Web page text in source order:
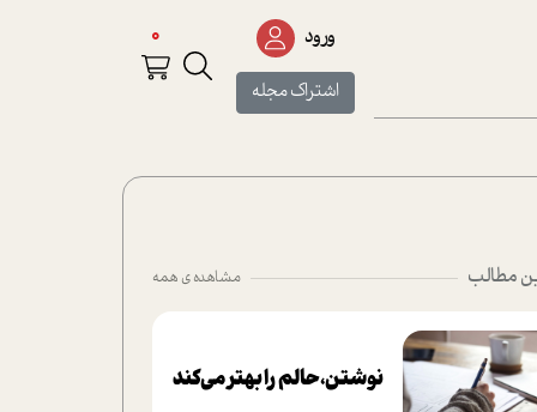
ورود
اشتراک مجله
0
مطالب مشاهده ی همه
نوشتن، حالم را بهتر می‌کند